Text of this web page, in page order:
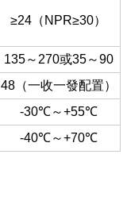
≥24（NPR≥30）
135～270或35～90
48（一收一發配置）
-30℃～+55℃
-40℃～+70℃